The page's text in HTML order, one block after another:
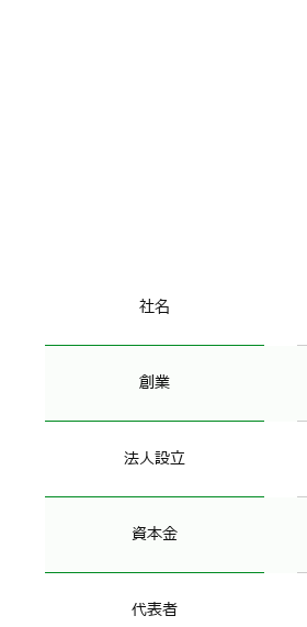
社名
創業
法人設立
資本金
代表者